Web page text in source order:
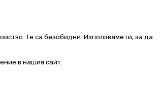
Те са безобидни. Използваме ги, за да
в нашия сайт.